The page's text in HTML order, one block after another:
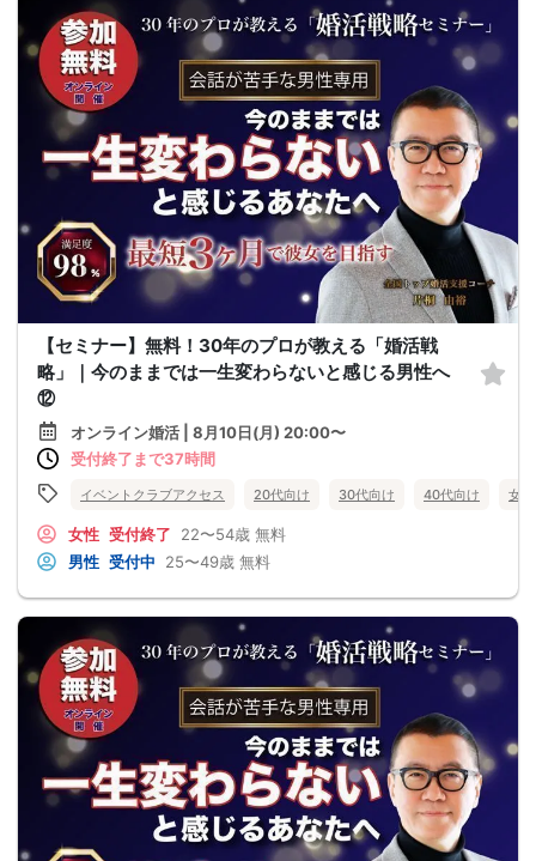
【セミナー】無料！30年のプロが教える「婚活戦
略」｜今のままでは一生変わらないと感じる男性へ
⑫
オンライン婚活 | 8月10日(月) 20:00〜
受付終了まで37時間
イベントクラブアクセス 20代向け 30代向け 40代向け 女
女性 受付終了 22〜54歳 無料
男性 受付中 25〜49歳 無料